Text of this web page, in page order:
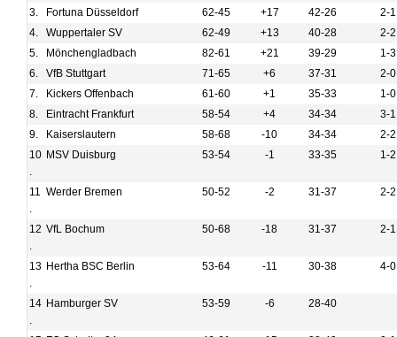
3.
Fortuna Düsseldorf 62-45 +17 42-26
2-1
4.
Wuppertaler SV 62-49 +13 40-28
2-2
5.
Mönchengladbach 82-61 +21 39-29
1-3
6.
VfB Stuttgart 71-65 +6 37-31
2-0
7.
Kickers Offenbach 61-60 +1 35-33
1-0
8.
Eintracht Frankfurt 58-54 +4 34-34
3-1
9.
Kaiserslautern 58-68 -10 34-34
2-2
10
.
MSV Duisburg 53-54 -1 33-35 1-2
11
.
Werder Bremen 50-52 -2 31-37 2-2
12
.
VfL Bochum 50-68 -18 31-37 2-1
13
.
Hertha BSC Berlin 53-64 -11 30-38 4-0
14
.
Hamburger SV 53-59 -6 28-40